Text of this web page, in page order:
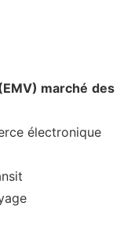
marché des
électronique